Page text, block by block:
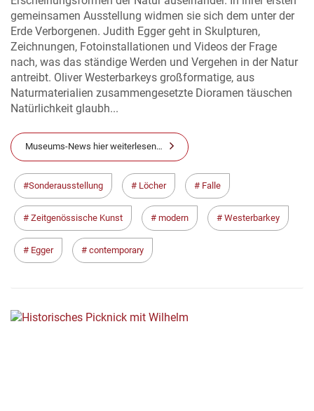
gemeinsamen Ausstellung widmen sie sich dem unter der
Erde Verborgenen. Judith Egger geht in Skulpturen,
Zeichnungen, Fotoinstallationen und Videos der Frage
nach, was das ständige Werden und Vergehen in der Natur
antreibt. Oliver Westerbarkeys großformatige, aus
Naturmaterialien zusammengesetzte Dioramen täuschen
Natürlichkeit glaubh...
Museums-News hier weiterlesen…
Sonderausstellung Löcher Falle
Zeitgenössische Kunst modern Westerbarkey
Egger contemporary